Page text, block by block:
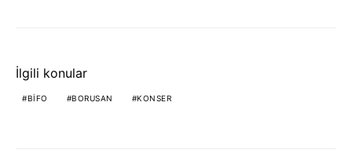
İlgili konular
BIFO BORUSAN KONSER